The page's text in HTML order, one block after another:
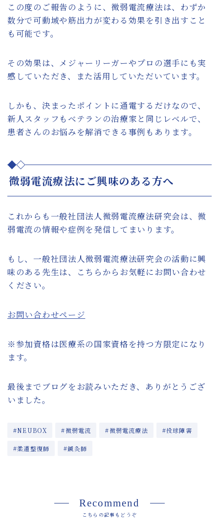
この度のご報告のように、微弱電流療法は、わずか
数分で可動域や筋出力が変わる効果を引き出すこと
も可能です。
その効果は、メジャーリーガーやプロの選手にも実
感していただき、また活用していただいています。
しかも、決まったポイントに通電するだけなので、
新人スタッフもベテランの治療家と同じレベルで、
患者さんのお悩みを解消できる事例もあります。
微弱電流療法にご興味のある方へ
これからも一般社団法人微弱電流療法研究会は、微
弱電流の情報や症例を発信してまいります。
もし、一般社団法人微弱電流療法研究会の活動に興
味のある先生は、こちらからお気軽にお問い合わせ
ください。
お問い合わせページ
※参加資格は医療系の国家資格を持つ方限定になり
ます。
最後までブログをお読みいただき、ありがとうござ
いました。
#NEUBOX #微弱電流 #微弱電流療法 #投球障害
#柔道整復師 #鍼灸師
Recommend
こちらの記事もどうぞ